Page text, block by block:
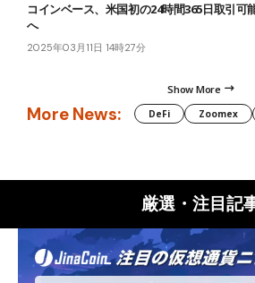
コインベース、米国初の24時間365日取引可
へ
2025年03月11日 14時27分
Show More
More News: DeFi Zoomex
厳選・注目記